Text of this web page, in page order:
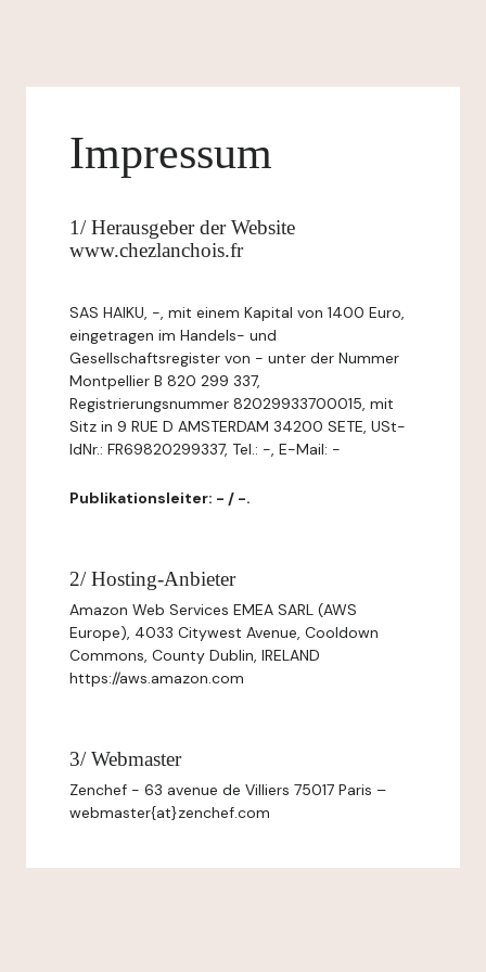
Impressum
1/ Herausgeber der Website
www.chezlanchois.fr
SAS HAIKU, -, mit einem Kapital von 1400 Euro,
eingetragen im Handels- und
Gesellschaftsregister von - unter der Nummer
Montpellier B 820 299 337,
Registrierungsnummer 82029933700015, mit
Sitz in 9 RUE D AMSTERDAM 34200 SETE, USt-
IdNr.: FR69820299337, Tel.: -, E-Mail: -
Publikationsleiter: - / -.
2/ Hosting-Anbieter
Amazon Web Services EMEA SARL (AWS
Europe), 4033 Citywest Avenue, Cooldown
Commons, County Dublin, IRELAND
https://aws.amazon.com
3/ Webmaster
Zenchef - 63 avenue de Villiers 75017 Paris –
webmaster{at}zenchef.com